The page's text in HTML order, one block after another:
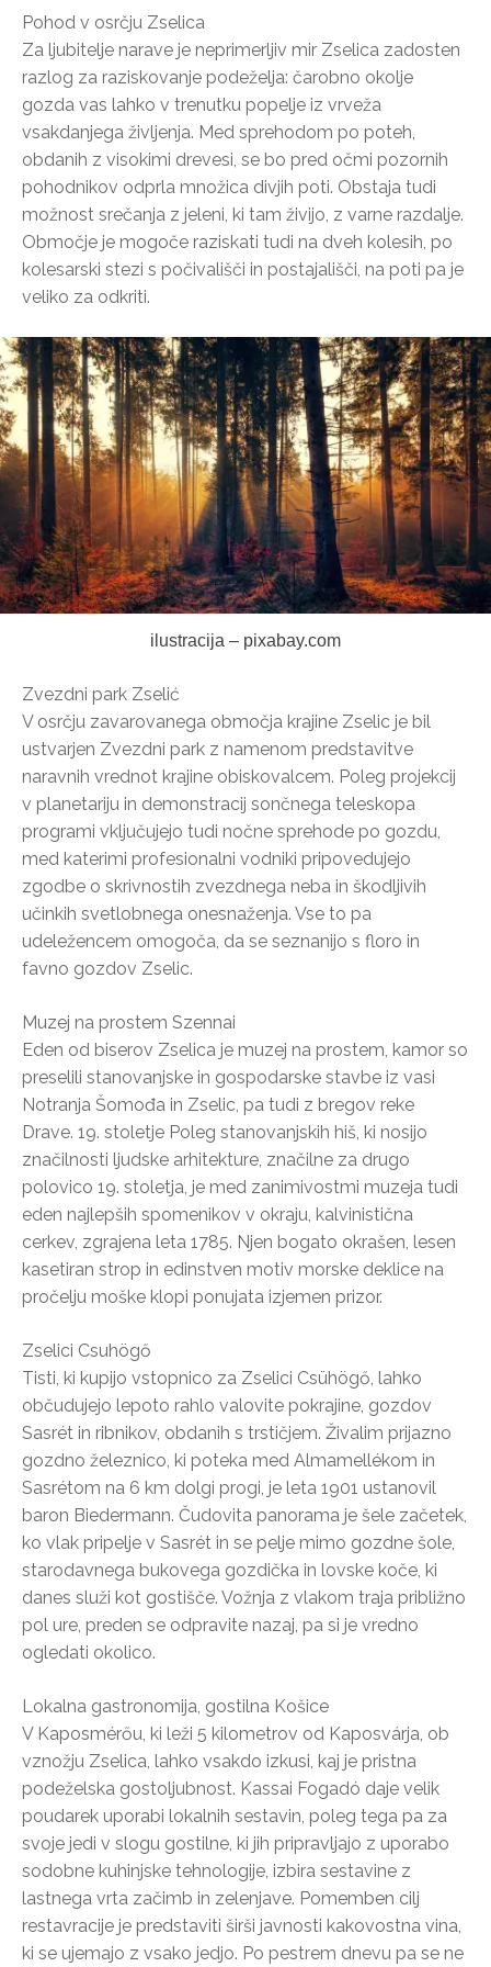
Pohod v osrčju Zselica
Za ljubitelje narave je neprimerljiv mir Zselica zadosten
razlog za raziskovanje podeželja: čarobno okolje
gozda vas lahko v trenutku popelje iz vrveža
vsakdanjega življenja. Med sprehodom po poteh,
obdanih z visokimi drevesi, se bo pred očmi pozornih
pohodnikov odprla množica divjih poti. Obstaja tudi
možnost srečanja z jeleni, ki tam živijo, z varne razdalje.
Območje je mogoče raziskati tudi na dveh kolesih, po
kolesarski stezi s počivališči in postajališči, na poti pa je
veliko za odkriti.
ilustracija – pixabay.com
Zvezdni park Zselić
V osrčju zavarovanega območja krajine Zselic je bil
ustvarjen Zvezdni park z namenom predstavitve
naravnih vrednot krajine obiskovalcem. Poleg projekcij
v planetariju in demonstracij sončnega teleskopa
programi vključujejo tudi nočne sprehode po gozdu,
med katerimi profesionalni vodniki pripovedujejo
zgodbe o skrivnostih zvezdnega neba in škodljivih
učinkih svetlobnega onesnaženja. Vse to pa
udeležencem omogoča, da se seznanijo s floro in
favno gozdov Zselic.
Muzej na prostem Szennai
Eden od biserov Zselica je muzej na prostem, kamor so
preselili stanovanjske in gospodarske stavbe iz vasi
Notranja Šomođa in Zselic, pa tudi z bregov reke
Drave. 19. stoletje Poleg stanovanjskih hiš, ki nosijo
značilnosti ljudske arhitekture, značilne za drugo
polovico 19. stoletja, je med zanimivostmi muzeja tudi
eden najlepših spomenikov v okraju, kalvinistična
cerkev, zgrajena leta 1785. Njen bogato okrašen, lesen
kasetiran strop in edinstven motiv morske deklice na
pročelju moške klopi ponujata izjemen prizor.
Zselici Csuhögő
Tisti, ki kupijo vstopnico za Zselici Csühögő, lahko
občudujejo lepoto rahlo valovite pokrajine, gozdov
Sasrét in ribnikov, obdanih s trstičjem. Živalim prijazno
gozdno železnico, ki poteka med Almamellékom in
Sasrétom na 6 km dolgi progi, je leta 1901 ustanovil
baron Biedermann. Čudovita panorama je šele začetek,
ko vlak pripelje v Sasrét in se pelje mimo gozdne šole,
starodavnega bukovega gozdička in lovske koče, ki
danes služi kot gostišče. Vožnja z vlakom traja približno
pol ure, preden se odpravite nazaj, pa si je vredno
ogledati okolico.
Lokalna gastronomija, gostilna Košice
V Kaposmérőu, ki leži 5 kilometrov od Kaposvárja, ob
vznožju Zselica, lahko vsakdo izkusi, kaj je pristna
podeželska gostoljubnost. Kassai Fogadó daje velik
poudarek uporabi lokalnih sestavin, poleg tega pa za
svoje jedi v slogu gostilne, ki jih pripravljajo z uporabo
sodobne kuhinjske tehnologije, izbira sestavine z
lastnega vrta začimb in zelenjave. Pomemben cilj
restavracije je predstaviti širši javnosti kakovostna vina,
ki se ujemajo z vsako jedjo. Po pestrem dnevu pa se ne